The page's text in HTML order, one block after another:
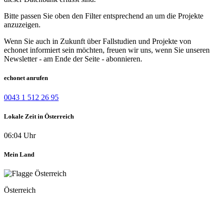
Bitte passen Sie oben den Filter entsprechend an um die Projekte
anzuzeigen.
Wenn Sie auch in Zukunft über Fallstudien und Projekte von
echonet informiert sein möchten, freuen wir uns, wenn Sie unseren
Newsletter - am Ende der Seite - abonnieren.
echonet anrufen
0043 1 512 26 95
Lokale Zeit in Österreich
06:04 Uhr
Mein Land
Österreich